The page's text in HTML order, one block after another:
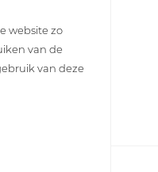
website zo
van de
van deze